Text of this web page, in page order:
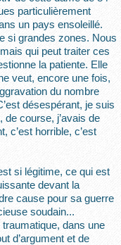
particulièrement
un pays ensoleillé.
si grandes zones. Nous
qui peut traiter ces
la patiente. Elle
veut, encore une fois,
du nombre
désespérant, je suis
de course, j’avais de
c’est horrible, c’est
si légitime, ce qui est
devant la
cause pour sa guerre
soudain...
dans une
d’argument et de